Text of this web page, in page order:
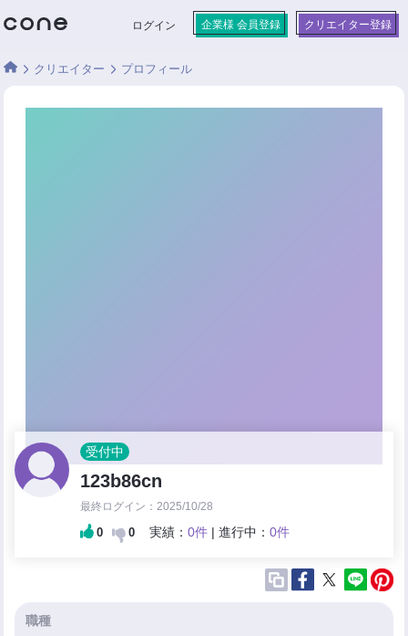
ログイン 企業様 会員登録 クリエイター登録
クリエイター プロフィール
受付中
123b86cn
最終ログイン：2025/10/28
0 0 実績：0件 | 進行中：0件
職種